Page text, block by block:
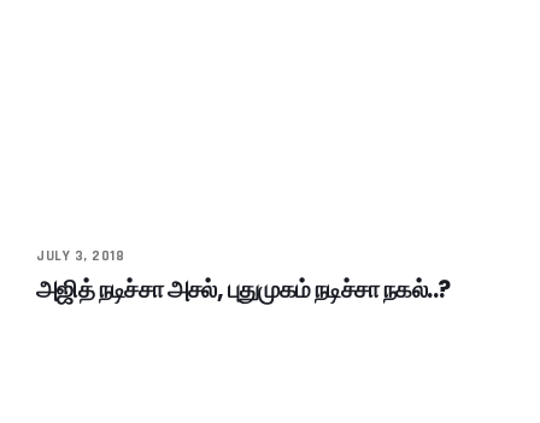
JULY 3, 2018
அஜித் நடிச்சா அசல், புதுமுகம் நடிச்சா நகல்..?